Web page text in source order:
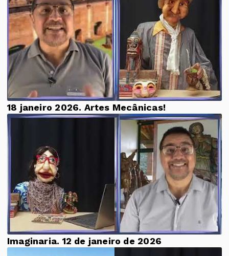
18 janeiro 2026. Artes Mecânicas!
Imaginaria. 12 de janeiro de 2026